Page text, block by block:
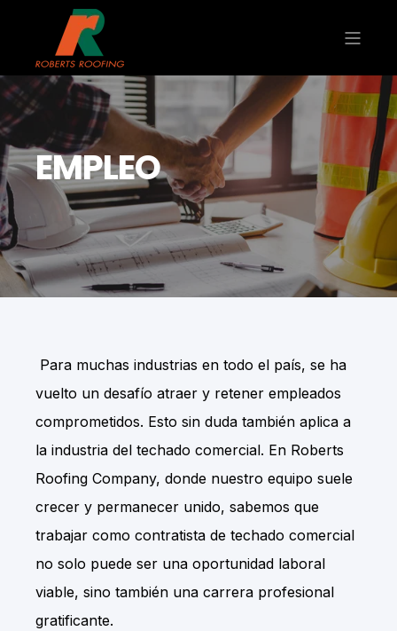
EMPLEO
Para muchas industrias en todo el país, se ha
vuelto un desafío atraer y retener empleados
comprometidos. Esto sin duda también aplica a
la industria del techado comercial. En Roberts
Roofing Company, donde nuestro equipo suele
crecer y permanecer unido, sabemos que
trabajar como contratista de techado comercial
no solo puede ser una oportunidad laboral
viable, sino también una carrera profesional
gratificante.